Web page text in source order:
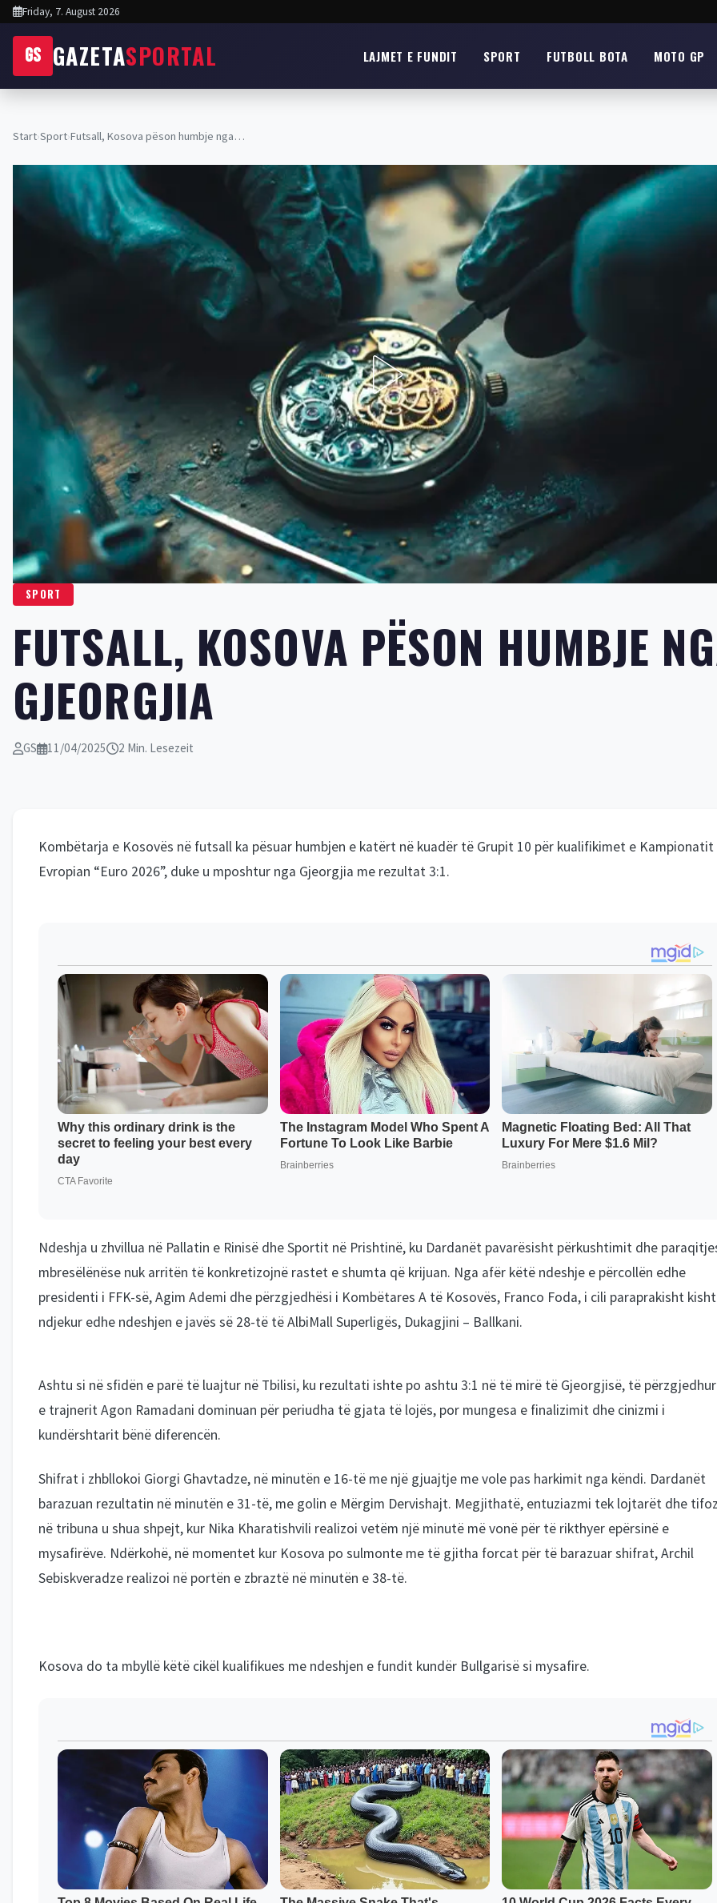
Friday, 7. August 2026
GS GAZETASPORTAL LAJMET E FUNDIT SPORT FUTBOLL BOTA MOTO GP
Start›Sport›Futsall, Kosova pëson humbje nga…
SPORT
FUTSALL, KOSOVA PËSON HUMBJE
GJEORGJIA
GS 11/04/2025 2 Min. Lesezeit
Kombëtarja e Kosovës në futsall ka pësuar humbjen e katërt në kuadër të Grupit 10 për kualifikimet e Kampionatit
Evropian “Euro 2026”, duke u mposhtur nga Gjeorgjia me rezultat 3:1.
Ndeshja u zhvillua në Pallatin e Rinisë dhe Sportit në Prishtinë, ku Dardanët pavarësisht përkushtimit dhe
mbresëlënëse nuk arritën të konkretizojnë rastet e shumta që krijuan. Nga afër këtë ndeshje e përcollën edhe
presidenti i FFK-së, Agim Ademi dhe përzgjedhësi i Kombëtares A të Kosovës, Franco Foda, i cili paraprakisht
ndjekur edhe ndeshjen e javës së 28-të të AlbiMall Superligës, Dukagjini – Ballkani.
Ashtu si në sfidën e parë të luajtur në Tbilisi, ku rezultati ishte po ashtu 3:1 në të mirë të Gjeorgjisë, të
e trajnerit Agon Ramadani dominuan për periudha të gjata të lojës, por mungesa e finalizimit dhe cinizmi i
kundërshtarit bënë diferencën.
Shifrat i zhbllokoi Giorgi Ghavtadze, në minutën e 16-të me një gjuajtje me vole pas harkimit nga këndi. Dardanët
barazuan rezultatin në minutën e 31-të, me golin e Mërgim Dervishajt. Megjithatë, entuziazmi tek lojtarët dhe
në tribuna u shua shpejt, kur Nika Kharatishvili realizoi vetëm një minutë më vonë për të rikthyer epërsinë e
mysafirëve. Ndërkohë, në momentet kur Kosova po sulmonte me të gjitha forcat për të barazuar shifrat, Archil
Sebiskveradze realizoi në portën e zbraztë në minutën e 38-të.
Kosova do ta mbyllë këtë cikël kualifikues me ndeshjen e fundit kundër Bullgarisë si mysafire.